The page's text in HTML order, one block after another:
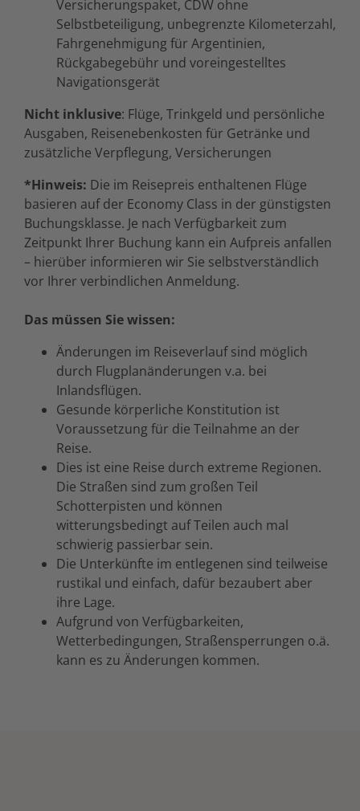
Versicherungspaket, CDW ohne
Selbstbeteiligung, unbegrenzte Kilometerzahl,
Fahrgenehmigung für Argentinien,
Rückgabegebühr und voreingestelltes
Navigationsgerät
Nicht inklusive: Flüge, Trinkgeld und persönliche
Ausgaben, Reisenebenkosten für Getränke und
zusätzliche Verpflegung, Versicherungen
*Hinweis: Die im Reisepreis enthaltenen Flüge
basieren auf der Economy Class in der günstigsten
Buchungsklasse. Je nach Verfügbarkeit zum
Zeitpunkt Ihrer Buchung kann ein Aufpreis anfallen
– hierüber informieren wir Sie selbstverständlich
vor Ihrer verbindlichen Anmeldung.
Das müssen Sie wissen:
Änderungen im Reiseverlauf sind möglich
durch Flugplanänderungen v.a. bei
Inlandsflügen.
Gesunde körperliche Konstitution ist
Voraussetzung für die Teilnahme an der
Reise.
Dies ist eine Reise durch extreme Regionen.
Die Straßen sind zum großen Teil
Schotterpisten und können
witterungsbedingt auf Teilen auch mal
schwierig passierbar sein.
Die Unterkünfte im entlegenen sind teilweise
rustikal und einfach, dafür bezaubert aber
ihre Lage.
Aufgrund von Verfügbarkeiten,
Wetterbedingungen, Straßensperrungen o.ä.
kann es zu Änderungen kommen.